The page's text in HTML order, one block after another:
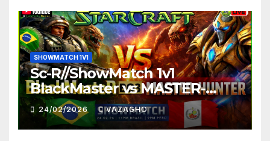
SHOWMATCH 1V1
Sc-R//ShowMatch 1v1
BlackMaster vs MASTER-
HUNTER
24/02/2026 VAZAGHO